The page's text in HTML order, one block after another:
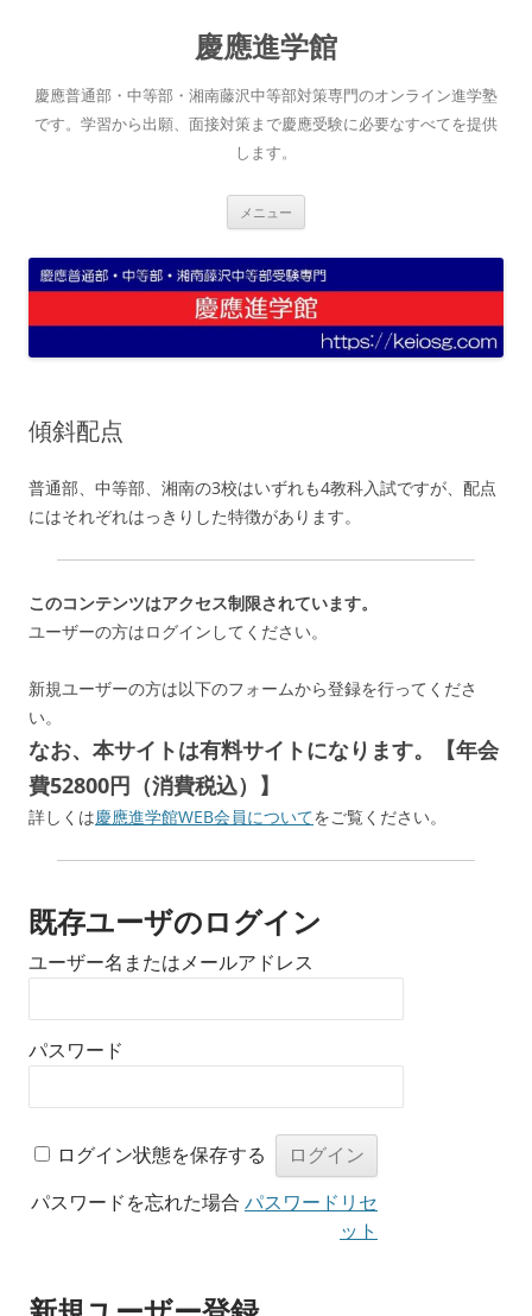
へ
ス
キ
慶應進学館
慶應普通部・中等部・湘南藤沢中等部対策専門のオンライン進学塾
です。学習から出願、面接対策まで慶應受験に必要なすべてを提供
します。
メニュー
傾斜配点
普通部、中等部、湘南の3校はいずれも4教科入試ですが、配点
にはそれぞれはっきりした特徴があります。
このコンテンツはアクセス制限されています。
ユーザーの方はログインしてください。
新規ユーザーの方は以下のフォームから登録を行ってくださ
い。
なお、本サイトは有料サイトになります。【年会
費52800円（消費税込）】
詳しくは慶應進学館WEB会員についてをご覧ください。
既存ユーザのログイン
ユーザー名またはメールアドレス
パスワード
ログイン状態を保存する
パスワードを忘れた場合 パスワードリセ
ット